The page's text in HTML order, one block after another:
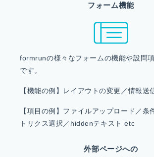
フォーム機能
formrunの様々なフォームの機能や設問
です。
【機能の例】レイアウトの変更／情報送
【項目の例】ファイルアップロード／条
トリクス選択／hiddenテキスト etc
外部ページへの